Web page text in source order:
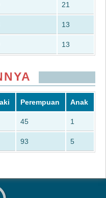
21
13
13
Perempuan Anak
45 1
93 5